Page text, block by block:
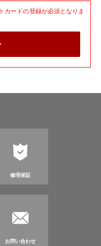
カードの登録が必須となりま
修理保証
お問い合わせ